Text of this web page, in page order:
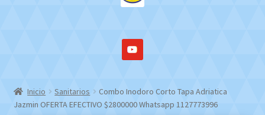
Inicio Sanitarios
Combo Inodoro Corto Tapa Adriatica
Jazmin OFERTA EFECTIVO $2800000 Whatsapp 1127773996